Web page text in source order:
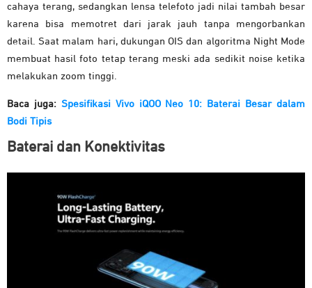
cahaya terang, sedangkan lensa telefoto jadi nilai tambah besar
karena bisa memotret dari jarak jauh tanpa mengorbankan
detail. Saat malam hari, dukungan OIS dan algoritma Night Mode
membuat hasil foto tetap terang meski ada sedikit noise ketika
melakukan zoom tinggi.
Baca juga: Spesifikasi Vivo iQOO Neo 10: Baterai Besar dalam
Bodi Tipis
Baterai dan Konektivitas